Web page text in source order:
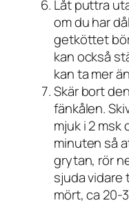
Låt puttra
om du har
getköttet
kan också
kan ta mer
Skär bort
fänkålen.
mjuk i 2 msk
minuten så
grytan, rör
sjuda vidare
mört, ca 20-